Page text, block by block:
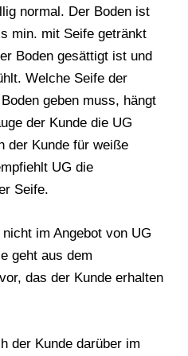
normal. Der Boden ist
min. mit Seife getränkt
Boden gesättigt ist und
Welche Seife der
geben muss, hängt
der Kunde die UG
der Kunde für weiße
UG die
Seife.
im Angebot von UG
geht aus dem
das der Kunde erhalten
der Kunde darüber im